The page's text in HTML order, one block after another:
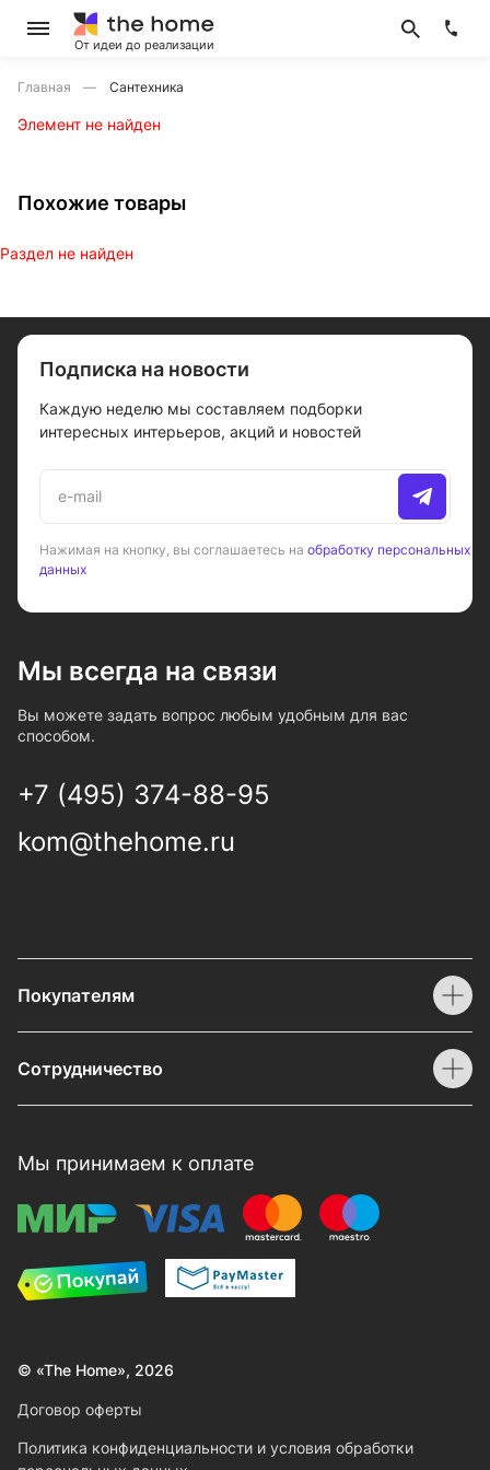
От идеи до реализации
Главная Сантехника
Элемент не найден
Похожие товары
Раздел не найден
Подписка на новости
Каждую неделю мы составляем подборки
интересных интерьеров, акций и новостей
Нажимая на кнопку, вы соглашаетесь на обработку персональных
данных
Мы всегда на связи
Вы можете задать вопрос любым удобным для вас
способом.
+7 (495) 374-88-95
kom@thehome.ru
Покупателям
Сотрудничество
Мы принимаем к оплате
© «The Home», 2026
Договор оферты
Политика конфиденциальности и условия обработки